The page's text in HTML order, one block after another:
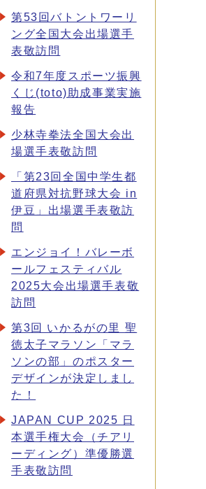
第53回バトントワーリ
ング全国大会出場選手
表敬訪問
令和7年度スポーツ振興
くじ(toto)助成事業実施
報告
少林寺拳法全国大会出
場選手表敬訪問
「第23回全国中学生都
道府県対抗野球大会 in
伊豆」出場選手表敬訪
問
エンジョイ！バレーボ
ールフェスティバル
2025大会出場選手表敬
訪問
第3回 いかるがの里 聖
徳太子マラソン「マラ
ソンの部」のポスター
デザインが決定しまし
た！
JAPAN CUP 2025 日
本選手権大会（チアリ
ーディング）準優勝選
手表敬訪問